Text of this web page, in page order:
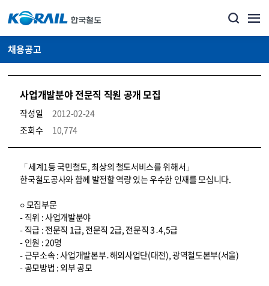
채용공고
사업개발분야 전문직 직원 공개 모집
작성일
2012-02-24
조회수
10,774
코레일소개_경영공시_채용공고 상세보기 – 내용, 파일, 담당자 연락처로 구성
「세계1등 국민철도, 최상의 철도서비스를 위해서」
한국철도공사와 함께 발전할 역량 있는 우수한 인재를 모십니다.
○ 모집부문
- 직위 : 사업개발분야
- 직급 : 전문직 1급, 전문직 2급, 전문직 3․4,5급
- 인원 : 20명
- 근무소속 : 사업개발본부․해외사업단(대전), 광역철도본부(서울)
- 공모방법 : 외부 공모